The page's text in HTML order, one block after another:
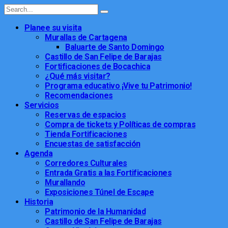
Planee su visita
Murallas de Cartagena
Baluarte de Santo Domingo
Castillo de San Felipe de Barajas
Fortificaciones de Bocachica
¿Qué más visitar?
Programa educativo ¡Vive tu Patrimonio!
Recomendaciones
Servicios
Reservas de espacios
Compra de tickets y Políticas de compras
Tienda Fortificaciones
Encuestas de satisfacción
Agenda
Corredores Culturales
Entrada Gratis a las Fortificaciones
Murallando
Exposiciones Túnel de Escape
Historia
Patrimonio de la Humanidad
Castillo de San Felipe de Barajas